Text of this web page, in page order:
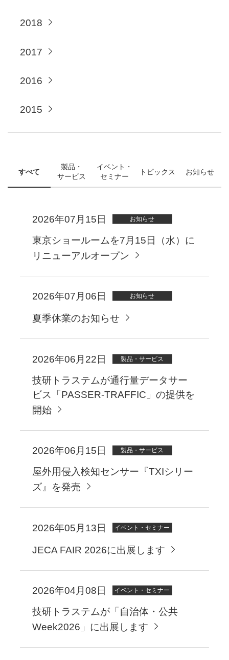
2018
2017
2016
2015
すべて
製品・
サービス
イベント・
セミナー
トピックス お知らせ
2026年07月15日 お知らせ
東京ショールームを7月15日（水）に
リニューアルオープン
2026年07月06日 お知らせ
夏季休業のお知らせ
2026年06月22日 製品・サービス
技研トラステムが通行量データサー
ビス「PASSER-TRAFFIC」の提供を
開始
2026年06月15日 製品・サービス
屋外用侵入検知センサー『TXIシリー
ズ』を発売
2026年05月13日 イベント・セミナー
JECA FAIR 2026に出展します
2026年04月08日 イベント・セミナー
技研トラステムが「自治体・公共
Week2026」に出展します